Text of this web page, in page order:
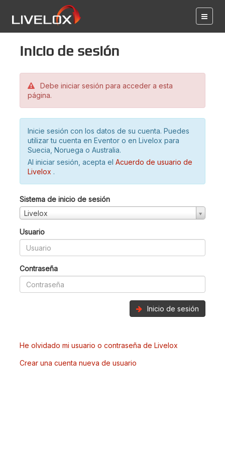
Inicio de sesión
Debe iniciar sesión para acceder a esta
página.
Inicie sesión con los datos de su cuenta. Puedes
utilizar tu cuenta en Eventor o en Livelox para
Suecia, Noruega o Australia.
Al iniciar sesión, acepta el Acuerdo de usuario de
Livelox .
Sistema de inicio de sesión
Livelox
Usuario
Contraseña
Inicio de sesión
He olvidado mi usuario o contraseña de Livelox
Crear una cuenta nueva de usuario